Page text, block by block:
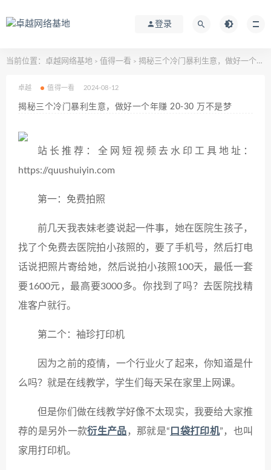
登录
当前位置： 卓越网络基地 > 值得一看 > 揭秘三个冷门暴利生意，做好一个年赚 20-30 万不是梦
卓越 值得一看 2024-08-12
揭秘三个冷门暴利生意，做好一个年赚 20-30 万不是梦
站长推荐：全网短视频去水印工具地址：
https://quushuiyin.com
第一：免费拍照
前几天我表妹老婆说起一件事，她在医院生孩子，
找了个免费去医院拍小孩照的，要了手机号，然后打电
话说把照片寄给她，然后说拍小孩照100天，最低一套
要1600元，最高要3000多。你找到了吗？去医院找精
准客户就行。
第二个：袖珍打印机
因为之前的疫情，一个行业火了起来，你知道是什
么吗？就是在线教学，学生们每天呆在家里上网课。
但是你们做在线教学好像不太现实，我要给大家推
荐的是另外一款衍生产品 ，那就是“ 口袋打印机”，也叫
家用打印机。